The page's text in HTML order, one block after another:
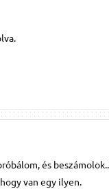
és
van egy ilyen.